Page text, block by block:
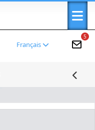
5
Français